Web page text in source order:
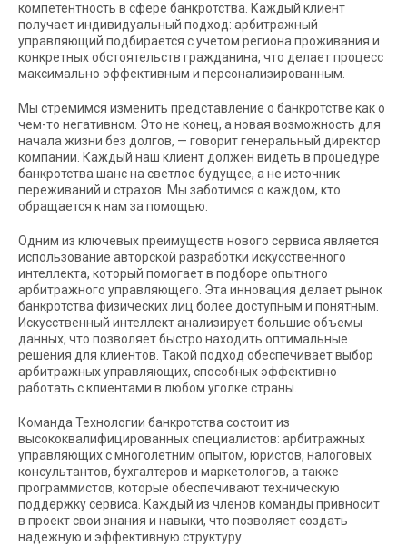
компетентность в сфере банкротства. Каждый клиент
получает индивидуальный подход: арбитражный
управляющий подбирается с учетом региона проживания и
конкретных обстоятельств гражданина, что делает процесс
максимально эффективным и персонализированным.
Мы стремимся изменить представление о банкротстве как о
чем-то негативном. Это не конец, а новая возможность для
начала жизни без долгов, — говорит генеральный директор
компании. Каждый наш клиент должен видеть в процедуре
банкротства шанс на светлое будущее, а не источник
переживаний и страхов. Мы заботимся о каждом, кто
обращается к нам за помощью.
Одним из ключевых преимуществ нового сервиса является
использование авторской разработки искусственного
интеллекта, который помогает в подборе опытного
арбитражного управляющего. Эта инновация делает рынок
банкротства физических лиц более доступным и понятным.
Искусственный интеллект анализирует большие объемы
данных, что позволяет быстро находить оптимальные
решения для клиентов. Такой подход обеспечивает выбор
арбитражных управляющих, способных эффективно
работать с клиентами в любом уголке страны.
Команда Технологии банкротства состоит из
высококвалифицированных специалистов: арбитражных
управляющих с многолетним опытом, юристов, налоговых
консультантов, бухгалтеров и маркетологов, а также
программистов, которые обеспечивают техническую
поддержку сервиса. Каждый из членов команды привносит
в проект свои знания и навыки, что позволяет создать
надежную и эффективную структуру.